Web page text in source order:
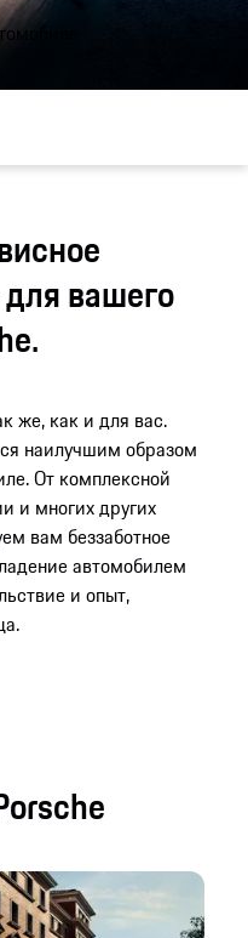
вашего
же, как и для вас.
наилучшим образом
От комплексной
и многих других
вам беззаботное
автомобилем
и опыт,